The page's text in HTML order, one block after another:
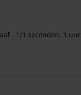
- 1/1 seconden, 1 uur